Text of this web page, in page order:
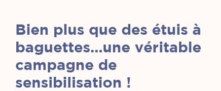
Bien plus que des étuis à
baguettes…une véritable
campagne de
sensibilisation !